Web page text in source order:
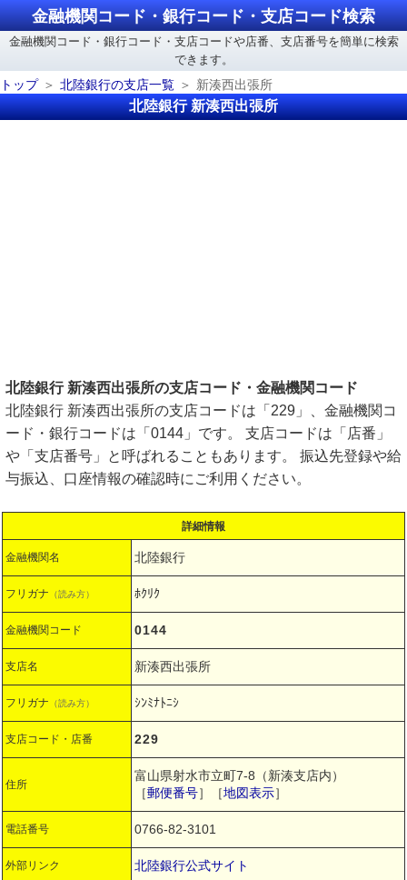
金融機関コード・銀行コード・支店コード検索
金融機関コード・銀行コード・支店コードや店番、支店番号を簡単に検索
できます。
トップ
北陸銀行の支店一覧 新湊西出張所
北陸銀行 新湊西出張所
北陸銀行 新湊西出張所の支店コード・金融機関コード
北陸銀行 新湊西出張所の支店コードは「229」、金融機関コ
ード・銀行コードは「0144」です。 支店コードは「店番」
や「支店番号」と呼ばれることもあります。 振込先登録や給
与振込、口座情報の確認時にご利用ください。
詳細情報
金融機関名 北陸銀行
フリガナ （読み方） ﾎｸﾘｸ
金融機関コード 0144
支店名 新湊西出張所
フリガナ （読み方） ｼﾝﾐﾅﾄﾆｼ
支店コード・店番 229
住所
富山県射水市立町7-8（新湊支店内）
［郵便番号］［地図表示］
電話番号 0766-82-3101
外部リンク 北陸銀行公式サイト